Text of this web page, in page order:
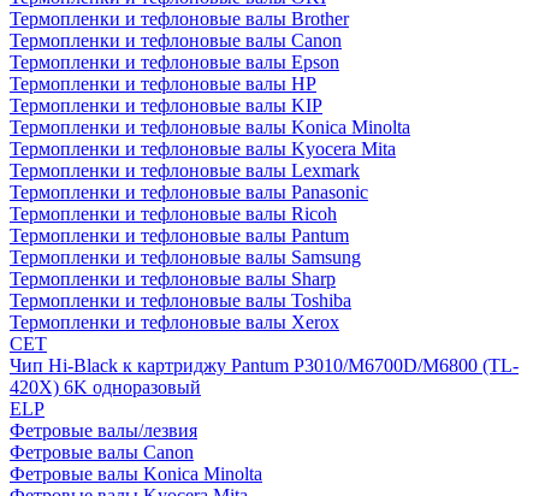
Термопленки и тефлоновые валы Brother
Термопленки и тефлоновые валы Canon
Термопленки и тефлоновые валы Epson
Термопленки и тефлоновые валы HP
Термопленки и тефлоновые валы KIP
Термопленки и тефлоновые валы Konica Minolta
Термопленки и тефлоновые валы Kyocera Mita
Термопленки и тефлоновые валы Lexmark
Термопленки и тефлоновые валы Panasonic
Термопленки и тефлоновые валы Ricoh
Термопленки и тефлоновые валы Pantum
Термопленки и тефлоновые валы Samsung
Термопленки и тефлоновые валы Sharp
Термопленки и тефлоновые валы Toshiba
Термопленки и тефлоновые валы Xerox
CET
Чип Hi-Black к картриджу Pantum P3010/M6700D/M6800 (TL-
420X) 6K одноразовый
ELP
Фетровые валы/лезвия
Фетровые валы Canon
Фетровые валы Konica Minolta